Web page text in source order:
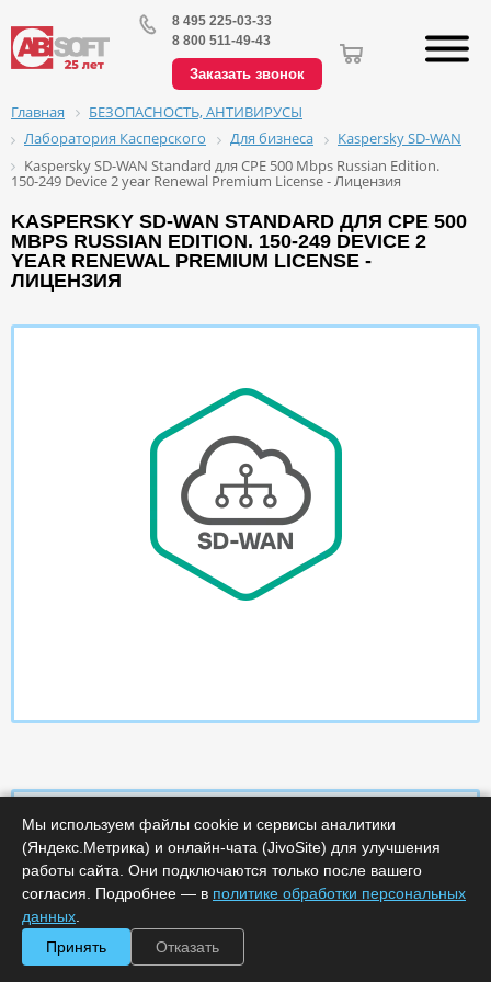
8 495 225-03-33
8 800 511-49-43
Заказать звонок
Главная
БЕЗОПАСНОСТЬ, АНТИВИРУСЫ
Лаборатория Касперского
Для бизнеса
Kaspersky SD-WAN
Kaspersky SD-WAN Standard для CPE 500 Mbps Russian Edition.
150-249 Device 2 year Renewal Premium License - Лицензия
KASPERSKY SD-WAN STANDARD ДЛЯ CPE 500
MBPS RUSSIAN EDITION. 150-249 DEVICE 2
YEAR RENEWAL PREMIUM LICENSE -
ЛИЦЕНЗИЯ
Характеристики
Минимальное количество лицензий :
Код :
0000-321499
Мы используем файлы cookie и сервисы аналитики
(Яндекс.Метрика) и онлайн-чата (JivoSite) для улучшения
работы сайта. Они подключаются только после вашего
согласия. Подробнее — в политике обработки персональных
данных
Принять
Отказать